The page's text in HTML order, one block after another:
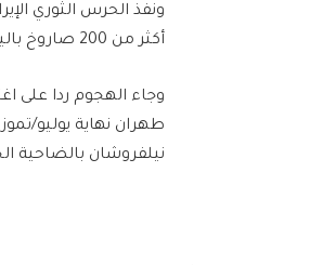
ونفذ الحرس الثوري
أكثر من 200 صاروخ باليستي على مواقع عسكرية وحيوية في الداخل الإسرائيلي.
وجاء الهجوم ردا على
طهران نهاية يوليو/
نيلفروشان بالضاحية الجنوبية لبيروت في 27 سبتمبر/